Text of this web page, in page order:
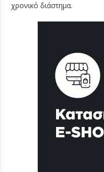
χρονικό διάστημα.